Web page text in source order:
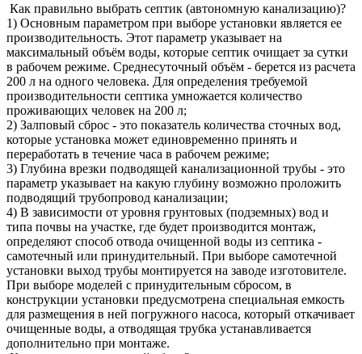
Как правильно выбрать септик (автономную канализацию)?
1) Основным параметром при выборе установки является ее
производительность. Этот параметр указывает на
максимальный объём воды, которые септик очищает за сутки
в рабочем режиме. Среднесуточный объём - берется из расчета
200 л на одного человека. Для определения требуемой
производительности септика умножается количество
проживающих человек на 200 л;
2) Залповый сброс - это показатель количества сточных вод,
которые установка может единовременно принять и
переработать в течение часа в рабочем режиме;
3) Глубина врезки подводящей канализационной трубы - это
параметр указывает на какую глубину возможно проложить
подводящий трубопровод канализации;
4) В зависимости от уровня грунтовых (подземных) вод и
типа почвы на участке, где будет производится монтаж,
определяют способ отвода очищенной воды из септика -
самотечный или принудительный. При выборе самотечной
установки выход трубы монтируется на заводе изготовителе.
При выборе моделей с принудительным сбросом, в
конструкции установки предусмотрена специальная емкость
для размещения в ней погружного насоса, который откачивает
очищенные воды, а отводящая трубка устанавливается
дополнительно при монтаже.